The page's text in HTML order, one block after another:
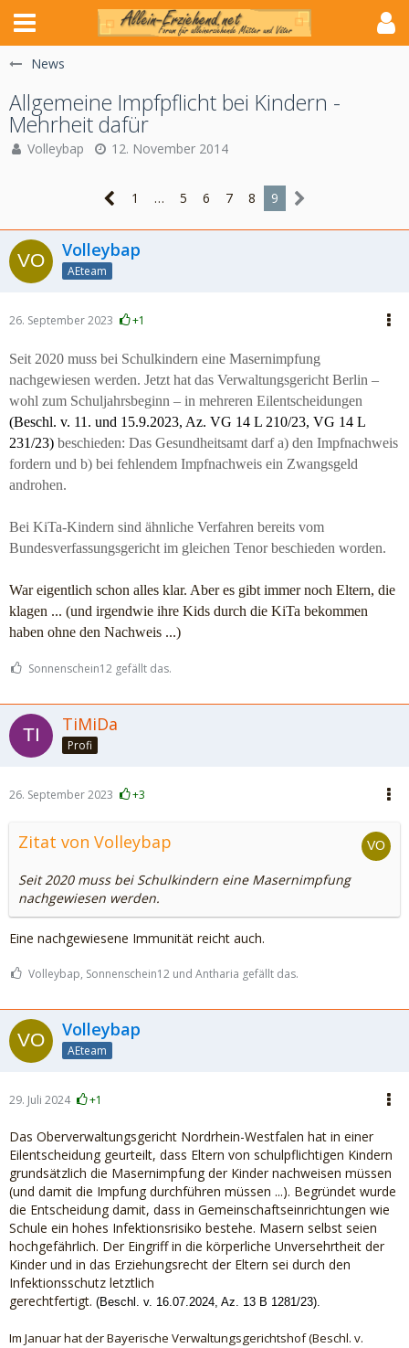
News
Allgemeine Impfpflicht bei Kindern -
Mehrheit dafür
Volleybap 12. November 2014
1 … 5 6 7 8 9
Volleybap
AEteam
26. September 2023 +1
Seit 2020 muss bei Schulkindern eine Masernimpfung
nachgewiesen werden. Jetzt hat das Verwaltungsgericht Berlin –
wohl zum Schuljahrsbeginn – in mehreren Eilentscheidungen
(Beschl. v. 11. und 15.9.2023, Az. VG 14 L 210/23, VG 14 L
231/23) beschieden: Das Gesundheitsamt darf a) den Impfnachweis
fordern und b) bei fehlendem Impfnachweis ein Zwangsgeld
androhen.
Bei KiTa-Kindern sind ähnliche Verfahren bereits vom
Bundesverfassungsgericht im gleichen Tenor beschieden worden.
War eigentlich schon alles klar. Aber es gibt immer noch Eltern, die
klagen ... (und irgendwie ihre Kids durch die KiTa bekommen
haben ohne den Nachweis ...)
Sonnenschein12 gefällt das.
TiMiDa
Profi
26. September 2023 +3
Zitat von Volleybap
Seit 2020 muss bei Schulkindern eine Masernimpfung
nachgewiesen werden.
Eine nachgewiesene Immunität reicht auch.
Volleybap, Sonnenschein12 und Antharia gefällt das.
Volleybap
AEteam
29. Juli 2024 +1
Das Oberverwaltungsgericht Nordrhein-Westfalen hat in einer
Eilentscheidung geurteilt, dass Eltern von schulpflichtigen Kindern
grundsätzlich die Masernimpfung der Kinder nachweisen müssen
(und damit die Impfung durchführen müssen ...). Begründet wurde
die Entscheidung damit, dass in Gemeinschaftseinrichtungen wie
Schule ein hohes Infektionsrisiko bestehe. Masern selbst seien
hochgefährlich. Der Eingriff in die körperliche Unversehrtheit der
Kinder und in das Erziehungsrecht der Eltern sei durch den
Infektionsschutz letztlich
gerechtfertigt. (Beschl. v. 16.07.2024, Az. 13 B 1281/23).
Im Januar hat der Bayerische Verwaltungsgerichtshof (Beschl. v.